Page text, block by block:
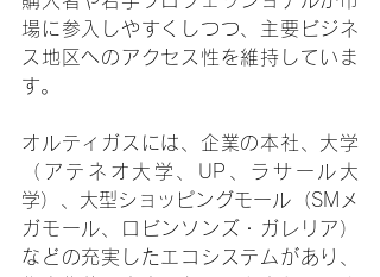
場に参入しやすくしつつ、主要ビジネ
ス地区へのアクセス性を維持していま
す。
オルティガスには、企業の本社、大学
（アテネオ大学、UP、ラサール大
学）、大型ショッピングモール（SMメ
ガモール、ロビンソンズ・ガレリア）
などの充実したエコシステムがあり、